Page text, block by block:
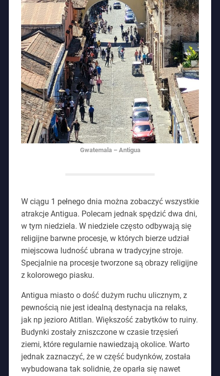
Gwatemala – Antigua
W ciągu 1 pełnego dnia można zobaczyć wszystkie
atrakcje Antigua. Polecam jednak spędzić dwa dni,
w tym niedziela. W niedziele często odbywają się
religijne barwne procesje, w których bierze udział
miejscowa ludność ubrana w tradycyjne stroje.
Specjalnie na procesje tworzone są obrazy religijne
z kolorowego piasku.
Antigua miasto o dość dużym ruchu ulicznym, z
pewnością nie jest idealną destynacja na relaks,
jak np jezioro Atitlan. Większość zabytków to ruiny.
Budynki zostały zniszczone w czasie trzęsień
ziemi, które regularnie nawiedzają okolice. Warto
jednak zaznaczyć, że w część budynków, została
wybudowana tak solidnie, że oparła się nawet